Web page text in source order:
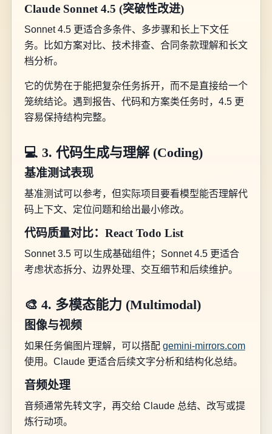
Claude Sonnet 4.5 (突破性改进)
Sonnet 4.5 更适合多条件、多步骤和长上下文任
务。比如方案对比、技术排查、合同条款理解和长文
档分析。
它的优势在于能把复杂任务拆开，而不是直接给一个
笼统结论。遇到报告、代码和方案类任务时，4.5 更
容易保持结构完整。
💻 3. 代码生成与理解 (Coding)
基准测试表现
基准测试可以参考，但实际项目要看模型能否理解代
码上下文、定位问题和给出最小修改。
代码质量对比：React Todo List
Sonnet 3.5 可以生成基础组件；Sonnet 4.5 更适合
考虑状态拆分、边界处理、交互细节和后续维护。
🎨 4. 多模态能力 (Multimodal)
图像与视频
如果任务偏图片理解，可以搭配 gemini-mirrors.com
使用。Claude 更适合后续文字分析和结构化总结。
音频处理
音频通常先转文字，再交给 Claude 总结、改写或提
炼行动项。